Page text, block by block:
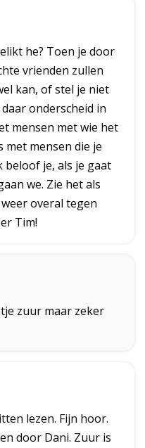
he? Toen je door
vrienden zullen
kan, of stel je niet
onderscheid in
mensen met wie het
met mensen die je
beloof je, als je gaat
we. Zie het als
overal tegen
Tim!
zuur maar zeker
lezen. Fijn hoor.
door Dani. Zuur is